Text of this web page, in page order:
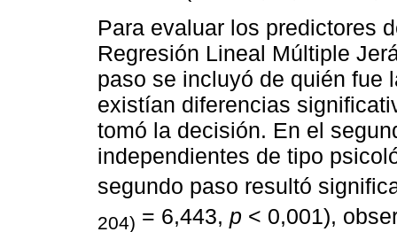
Para evaluar los predictores
Regresión Lineal Múltiple
paso se incluyó de quién fue
existían diferencias
tomó la decisión. En el
independientes de tipo
segundo paso resultó
204) = 6,443, p < 0,001),